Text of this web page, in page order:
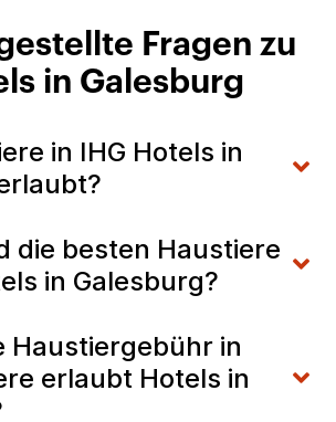
Fragen zu
in Galesburg
in IHG Hotels in
die besten Haustiere
in Galesburg?
Haustiergebühr in
erlaubt Hotels in